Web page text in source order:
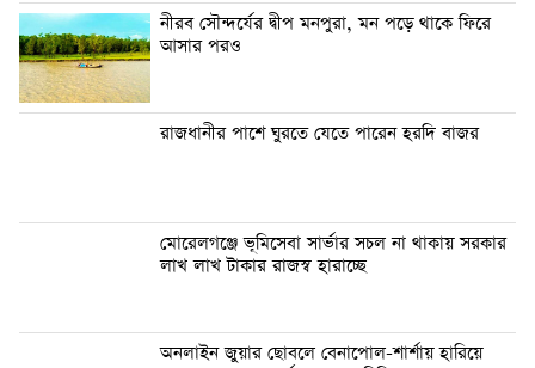
নীরব সৌন্দর্যের দ্বীপ মনপুরা, মন পড়ে থাকে ফিরে
আসার পরও
রাজধানীর পাশে ঘুরতে যেতে পারেন হরদি বাজর
মোরেলগঞ্জে ভূমিসেবা সার্ভার সচল না থাকায় সরকার
লাখ লাখ টাকার রাজস্ব হারাচ্ছে
অনলাইন জুয়ার ছোবলে বেনাপোল-শার্শায় হারিয়ে